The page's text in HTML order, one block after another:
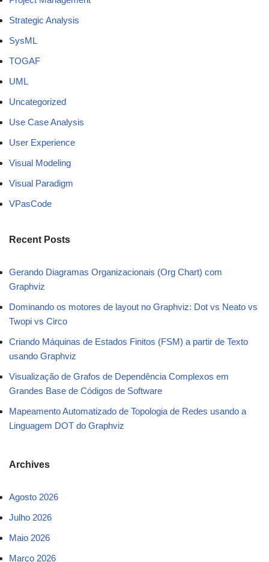
Strategic Analysis
SysML
TOGAF
UML
Uncategorized
Use Case Analysis
User Experience
Visual Modeling
Visual Paradigm
VPasCode
Recent Posts
Gerando Diagramas Organizacionais (Org Chart) com
Graphviz
Dominando os motores de layout no Graphviz: Dot vs Neato vs
Twopi vs Circo
Criando Máquinas de Estados Finitos (FSM) a partir de Texto
usando Graphviz
Visualização de Grafos de Dependência Complexos em
Grandes Base de Códigos de Software
Mapeamento Automatizado de Topologia de Redes usando a
Linguagem DOT do Graphviz
Archives
Agosto 2026
Julho 2026
Maio 2026
Março 2026